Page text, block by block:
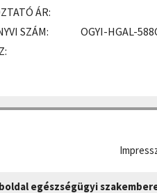
ÁR:
SZÁM:
OGYI-HGAL-
egészségügyi